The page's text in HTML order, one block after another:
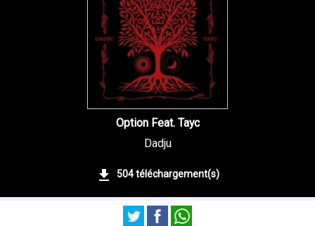
Option Feat. Tayc
Dadju
504 téléchargement(s)